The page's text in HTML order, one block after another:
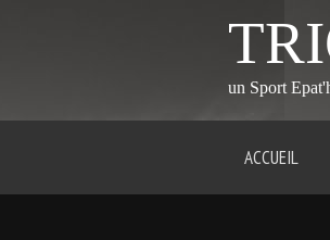
un Sport
ACCUEIL